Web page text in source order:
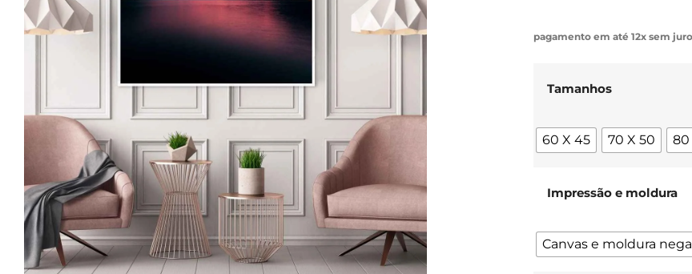
pagamento em até 12x sem
Tamanhos
60 X 45 70 X 50 80
Impressão e moldura
Canvas e moldura